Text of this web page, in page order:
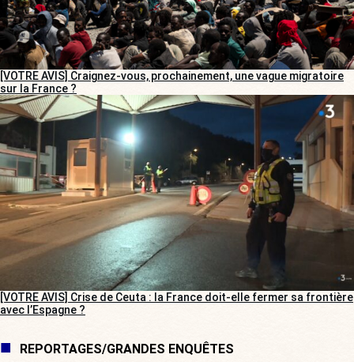
[VOTRE AVIS] Craignez-vous, prochainement, une vague migratoire
sur la France ?
[VOTRE AVIS] Crise de Ceuta : la France doit-elle fermer sa frontière
avec l’Espagne ?
REPORTAGES/GRANDES ENQUÊTES